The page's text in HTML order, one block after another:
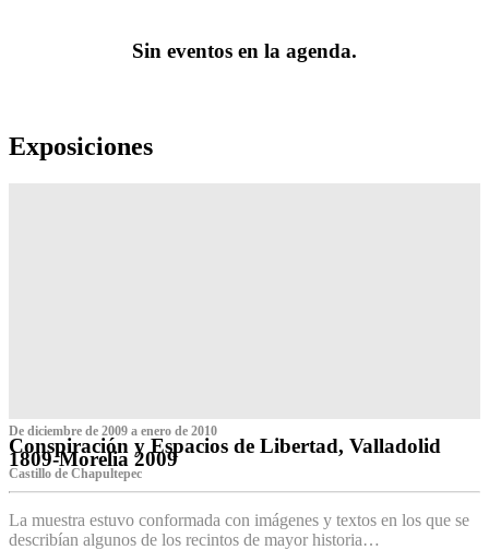
Sin eventos en la agenda.
Exposiciones
De diciembre de 2009 a enero de 2010
Conspiración y Espacios de Libertad, Valladolid
1809-Morelia 2009
Castillo de Chapultepec
La muestra estuvo conformada con imágenes y textos en los que se
describían algunos de los recintos de mayor historia…